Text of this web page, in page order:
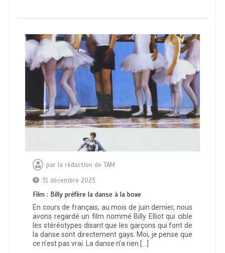
par la rédaction de TAM
31 décembre 2023
Film : Billy préfère la danse à la boxe
En cours de français, au mois de juin dernier, nous
avons regardé un film nommé Billy Elliot qui cible
les stéréotypes disant que les garçons qui font de
la danse sont directement gays. Moi, je pense que
ce n’est pas vrai. La danse n’a rien […]